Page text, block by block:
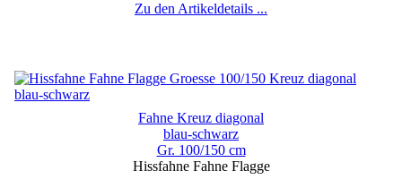
Zu den Artikeldetails ...
Fahne Kreuz diagonal
blau-schwarz
Gr. 100/150 cm
Hissfahne Fahne Flagge